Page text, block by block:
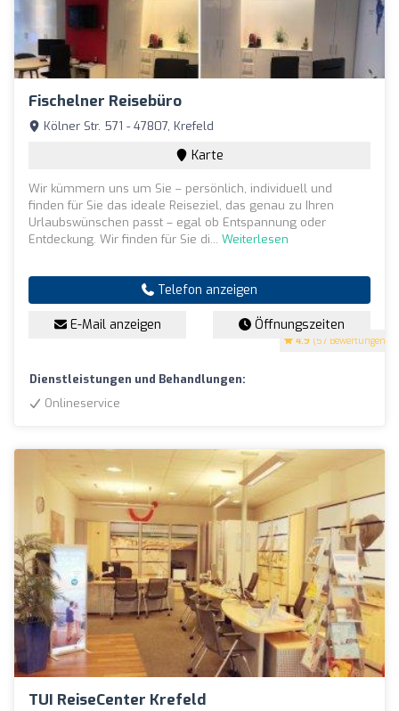
Fischelner Reisebüro
4.9 (57 Bewertungen)
Kölner Str. 571 - 47807, Krefeld
Karte
Wir kümmern uns um Sie – persönlich, individuell und
finden für Sie das ideale Reiseziel, das genau zu Ihren
Urlaubswünschen passt – egal ob Entspannung oder
Entdeckung. Wir finden für Sie di... Weiterlesen
Telefon anzeigen
E-Mail anzeigen Öffnungszeiten
Dienstleistungen und Behandlungen:
Onlineservice
TUI ReiseCenter Krefeld